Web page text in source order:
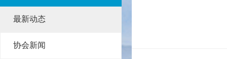
最新动态
协会新闻